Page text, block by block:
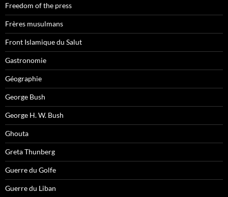
Freedom of the press
Frères musulmans
Front Islamique du Salut
Gastronomie
Géographie
George Bush
George H. W. Bush
Ghouta
Greta Thunberg
Guerre du Golfe
Guerre du Liban